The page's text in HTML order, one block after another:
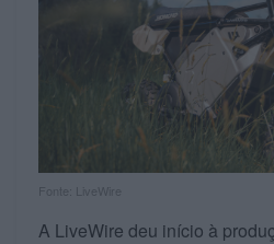
Fonte: LiveWire
A LiveWire deu início à